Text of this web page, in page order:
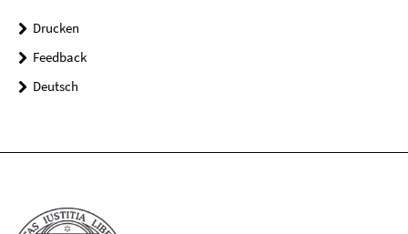
Drucken
Feedback
Deutsch